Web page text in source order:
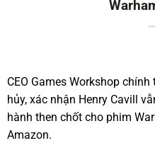
CEO Games Workshop
hủy, xác nhận Henry Cavill
hành then chốt cho phim
Amazon.